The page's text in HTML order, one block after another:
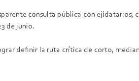
consulta pública con ejidatarios,
de junio.
definir la ruta crítica de corto,